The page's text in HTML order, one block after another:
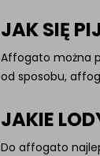
JAK SIĘ
Affogato można
od sposobu,
JAKIE
Do affogato